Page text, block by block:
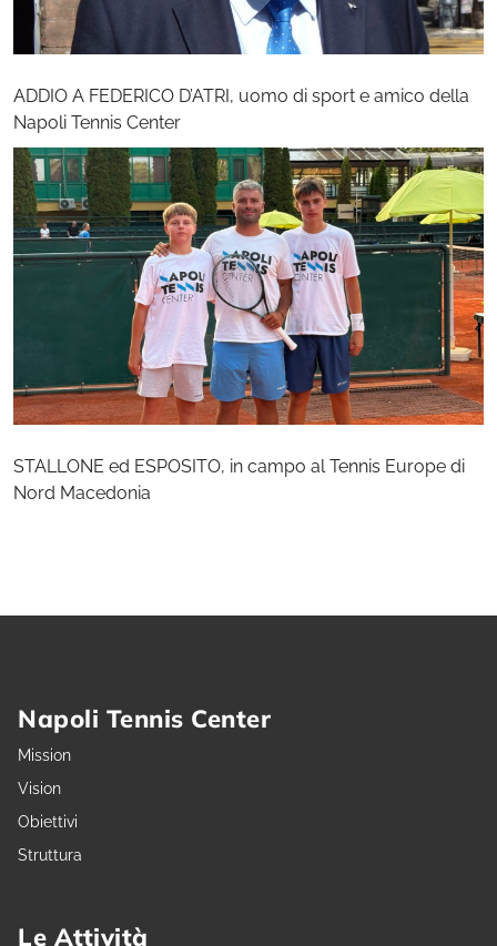
ADDIO A FEDERICO D’ATRI, uomo di sport e amico della
Napoli Tennis Center
STALLONE ed ESPOSITO, in campo al Tennis Europe di
Nord Macedonia
Napoli Tennis Center
Mission
Vision
Obiettivi
Struttura
Le Attività